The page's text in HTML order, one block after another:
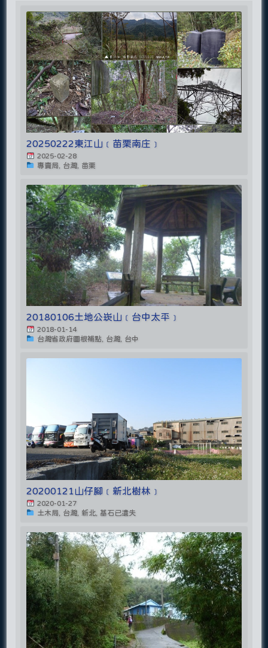
20250222東江山﹝苗栗南庄﹞
2025-02-28
專賣局, 台灣, 苗栗
20180106土地公崁山﹝台中太平﹞
2018-01-14
台灣省政府圖根補點, 台灣, 台中
20200121山仔腳﹝新北樹林﹞
2020-01-27
土木局, 台灣, 新北, 基石已遺失